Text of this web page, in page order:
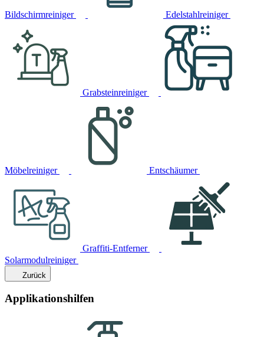
Bildschirmreiniger Edelstahlreiniger
Grabsteinreiniger
Möbelreiniger Entschäumer
Graffiti-Entferner
Solarmodulreiniger
Zurück
Applikationshilfen